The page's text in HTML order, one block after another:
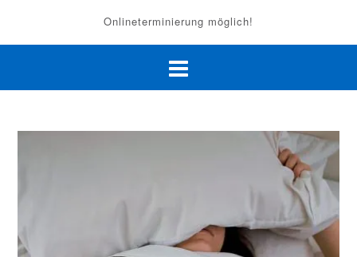
Onlineterminierung möglich!